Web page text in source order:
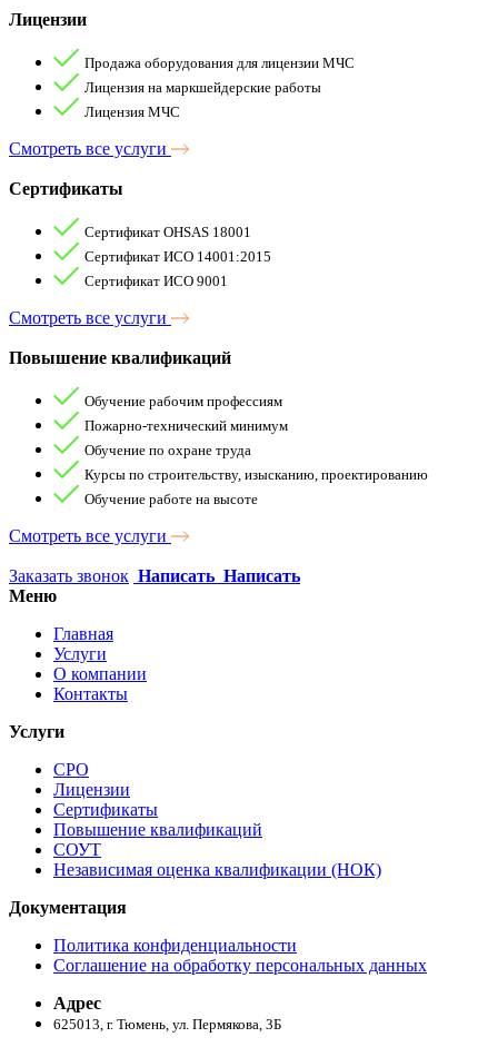
Лицензии
Продажа оборудования для лицензии МЧС
Лицензия на маркшейдерские работы
Лицензия МЧС
Смотреть все услуги
Сертификаты
Сертификат OHSAS 18001
Сертификат ИСО 14001:2015
Сертификат ИСО 9001
Смотреть все услуги
Повышение квалификаций
Обучение рабочим профессиям
Пожарно-технический минимум
Обучение по охране труда
Курсы по строительству, изысканию, проектированию
Обучение работе на высоте
Смотреть все услуги
Заказать звонок Написать Написать
Меню
Главная
Услуги
О компании
Контакты
Услуги
СРО
Лицензии
Сертификаты
Повышение квалификаций
СОУТ
Независимая оценка квалификации (НОК)
Документация
Политика конфиденциальности
Соглашение на обработку персональных данных
Адрес
625013, г. Тюмень, ул. Пермякова, 3Б